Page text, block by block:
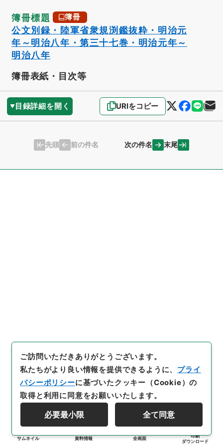
簿冊標題 簿冊
公文別録・陸軍省衆規渕鑑抜粋・明治元
年～明治八年・第三十七巻・明治元年～
明治八年
簿冊表紙・目次等
目録詳細を開く URIをコピー
先頭 前の件名 次の件名 末尾
サムネイル 資料情報 全画面
印刷
ダウンロード
ご訪問いただきありがとうございます。
私たちがより良い情報を提供できるように、 プライ
バシーポリシーに基づいたクッキー（Cookie）の
取得と利用に同意をお願いいたします。
必要最小限 全て同意